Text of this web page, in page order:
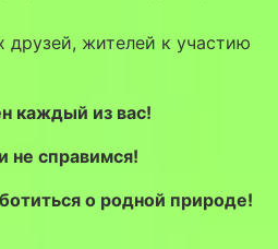
друзей, жителей к участию
каждый из вас!
не справимся!
о родной природе!